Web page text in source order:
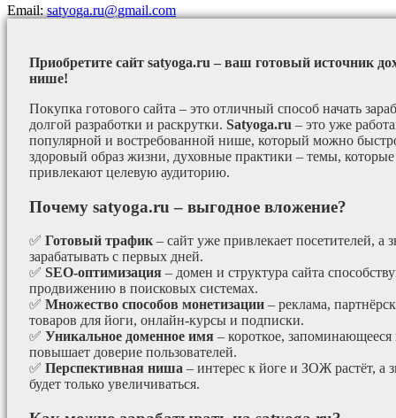
Email:satyoga.ru@gmail.com
Приобретите сайт satyoga.ru – ваш готовый источник
нише!
Покупка готового сайта – это отличный способ начать
долгой разработки и раскрутки. Satyoga.ru – это уже
популярной и востребованной нише, который можно
здоровый образ жизни, духовные практики – темы, которые
привлекают целевую аудиторию.
Почему satyoga.ru – выгодное вложение?
✅ Готовый трафик – сайт уже привлекает посетителей, а
зарабатывать с первых дней.
✅ SEO-оптимизация – домен и структура сайта
продвижению в поисковых системах.
✅ Множество способов монетизации – реклама,
товаров для йоги, онлайн-курсы и подписки.
✅ Уникальное доменное имя – короткое, запоминающееся
повышает доверие пользователей.
✅ Перспективная ниша – интерес к йоге и ЗОЖ растёт, а
будет только увеличиваться.